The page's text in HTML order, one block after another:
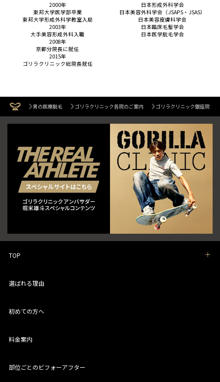
2000年
東邦大学医学部卒業
東邦大学形成外科学教室入局
2003年
大手美容形成外科入職
2008年
京都分院長に就任
2015年
ゴリラクリニック総院長就任
日本形成外科学会
日本美容外科学会（JSAPS・JSAS）
日本美容皮膚科学会
日本臨床毛髪学会
日本医学脱毛学会
男の医療脱毛 ゴリラクリニック各院のご案内 ゴリラクリニック銀座院
TOP
選ばれる理由
初めての方へ
料金案内
部位ごとのビフォーアフター